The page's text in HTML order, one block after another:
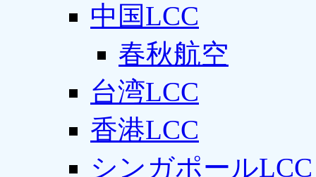
中国LCC
春秋航空
台湾LCC
香港LCC
シンガポールLCC